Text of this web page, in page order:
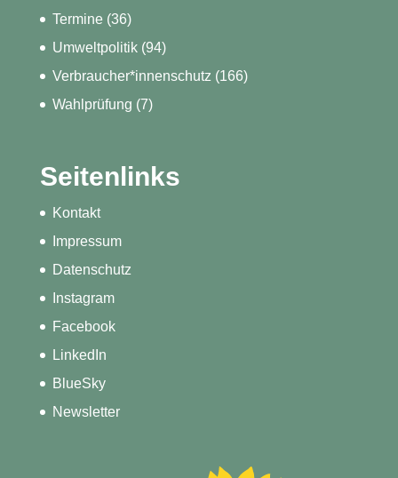
Termine(36)
Umweltpolitik(94)
Verbraucher*innenschutz (166)
Wahlprüfung (7)
Seitenlinks
Kontakt
Impressum
Datenschutz
Instagram
Facebook
LinkedIn
BlueSky
Newsletter